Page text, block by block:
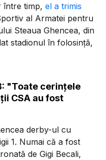
între timp, el a trimis
al Armatei pentru
Steaua Ghencea, din
stadionul în folosință,
"Toate cerințele
CSA au fost
derby-ul cu
1. Numai că a fost
de Gigi Becali,